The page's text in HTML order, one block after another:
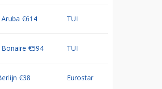
€614 TUI
€594 TUI
€38 Eurostar